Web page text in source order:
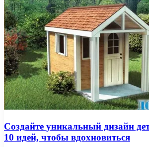
Создайте уникальный дизайн
10 идей, чтобы вдохновиться